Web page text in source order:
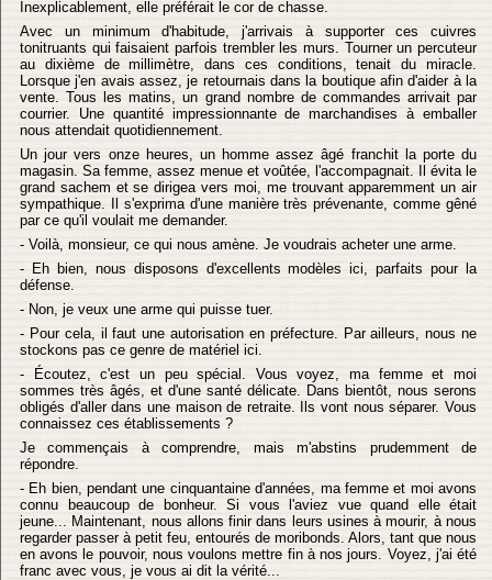
Inexplicablement, elle préférait le cor de chasse.
Avec un minimum d'habitude, j'arrivais à supporter ces cuivres
tonitruants qui faisaient parfois trembler les murs. Tourner un percuteur
au dixième de millimètre, dans ces conditions, tenait du miracle.
Lorsque j'en avais assez, je retournais dans la boutique afin d'aider à la
vente. Tous les matins, un grand nombre de commandes arrivait par
courrier. Une quantité impressionnante de marchandises à emballer
nous attendait quotidiennement.
Un jour vers onze heures, un homme assez âgé franchit la porte du
magasin. Sa femme, assez menue et voûtée, l'accompagnait. Il évita le
grand sachem et se dirigea vers moi, me trouvant apparemment un air
sympathique. Il s'exprima d'une manière très prévenante, comme gêné
par ce qu'il voulait me demander.
- Voilà, monsieur, ce qui nous amène. Je voudrais acheter une arme.
- Eh bien, nous disposons d'excellents modèles ici, parfaits pour la
défense.
- Non, je veux une arme qui puisse tuer.
- Pour cela, il faut une autorisation en préfecture. Par ailleurs, nous ne
stockons pas ce genre de matériel ici.
- Écoutez, c'est un peu spécial. Vous voyez, ma femme et moi
sommes très âgés, et d'une santé délicate. Dans bientôt, nous serons
obligés d'aller dans une maison de retraite. Ils vont nous séparer. Vous
connaissez ces établissements ?
Je commençais à comprendre, mais m'abstins prudemment de
répondre.
- Eh bien, pendant une cinquantaine d'années, ma femme et moi avons
connu beaucoup de bonheur. Si vous l'aviez vue quand elle était
jeune... Maintenant, nous allons finir dans leurs usines à mourir, à nous
regarder passer à petit feu, entourés de moribonds. Alors, tant que nous
en avons le pouvoir, nous voulons mettre fin à nos jours. Voyez, j'ai été
franc avec vous, je vous ai dit la vérité...